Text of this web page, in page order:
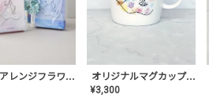
紅茶とアレンジフラワーのセット オリジナルマグカップ【AT-TW-03】ギフトセット有/プレゼント/内祝い/結婚式/ペア/食器/テーブルウェア/記念日/お返し/特別/高級/おしゃれ
¥3,300